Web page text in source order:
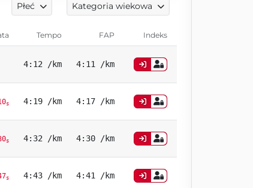
Płeć Kategoria wiekowa
Tempo FAP Indeks
4:12 /km 4:11 /km
s 4:19 /km 4:17 /km
s 4:32 /km 4:30 /km
s 4:43 /km 4:41 /km